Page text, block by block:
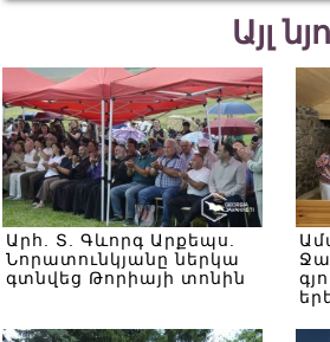
Այլ
Արհ. Տ. Գևորգ Արքեպս.
Նորատունկյանը ներկա
գտնվեց Թորիայի տոնին